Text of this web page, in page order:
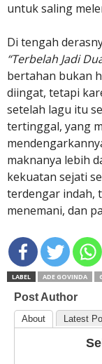
untuk saling
Di tengah
“Terbelah Jadi
bertahan bukan
diingat, tetapi
setelah lagu itu
tertinggal, yang
maknanya lebih
kekuatan sejati
terdengar indah,
menemani, dan
LABEL ADE GOVINDA
Post Author
About Latest